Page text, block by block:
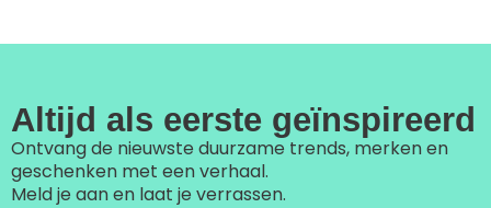
Altijd als eerste geïnspireerd
Ontvang de nieuwste duurzame trends, merken en
geschenken met een verhaal.
Meld je aan en laat je verrassen.